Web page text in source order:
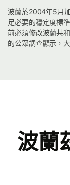
波蘭於2004年5月
足必要的穩定度標
前必須修改波蘭共
的公眾調查顯示，
波蘭